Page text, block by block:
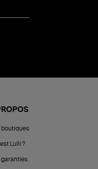
boutiques
Lulli ?
garanties